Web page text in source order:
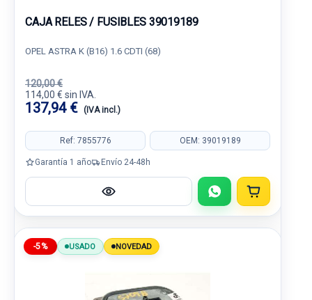
CAJA RELES / FUSIBLES 39019189
OPEL ASTRA K (B16) 1.6 CDTI (68)
120,00 €
114,00 € sin IVA.
137,94 € (IVA incl.)
Ref: 7855776 OEM: 39019189
Garantía 1 año Envío 24-48h
-5% USADO NOVEDAD